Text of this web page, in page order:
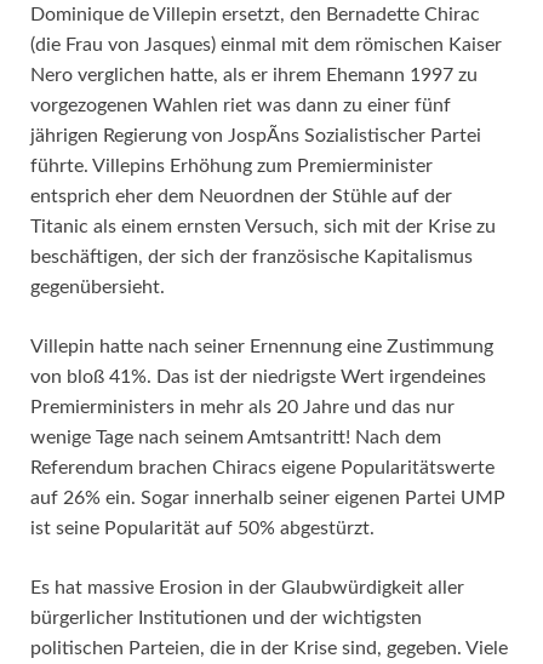
Dominique de Villepin ersetzt, den Bernadette Chirac
(die Frau von Jasques) einmal mit dem römischen Kaiser
Nero verglichen hatte, als er ihrem Ehemann 1997 zu
vorgezogenen Wahlen riet was dann zu einer fünf
jährigen Regierung von JospÃ­ns Sozialistischer Partei
führte. Villepins Erhöhung zum Premierminister
entsprich eher dem Neuordnen der Stühle auf der
Titanic als einem ernsten Versuch, sich mit der Krise zu
beschäftigen, der sich der französische Kapitalismus
gegenübersieht.
Villepin hatte nach seiner Ernennung eine Zustimmung
von bloß 41%. Das ist der niedrigste Wert irgendeines
Premierministers in mehr als 20 Jahre und das nur
wenige Tage nach seinem Amtsantritt! Nach dem
Referendum brachen Chiracs eigene Popularitätswerte
auf 26% ein. Sogar innerhalb seiner eigenen Partei UMP
ist seine Popularität auf 50% abgestürzt.
Es hat massive Erosion in der Glaubwürdigkeit aller
bürgerlicher Institutionen und der wichtigsten
politischen Parteien, die in der Krise sind, gegeben. Viele